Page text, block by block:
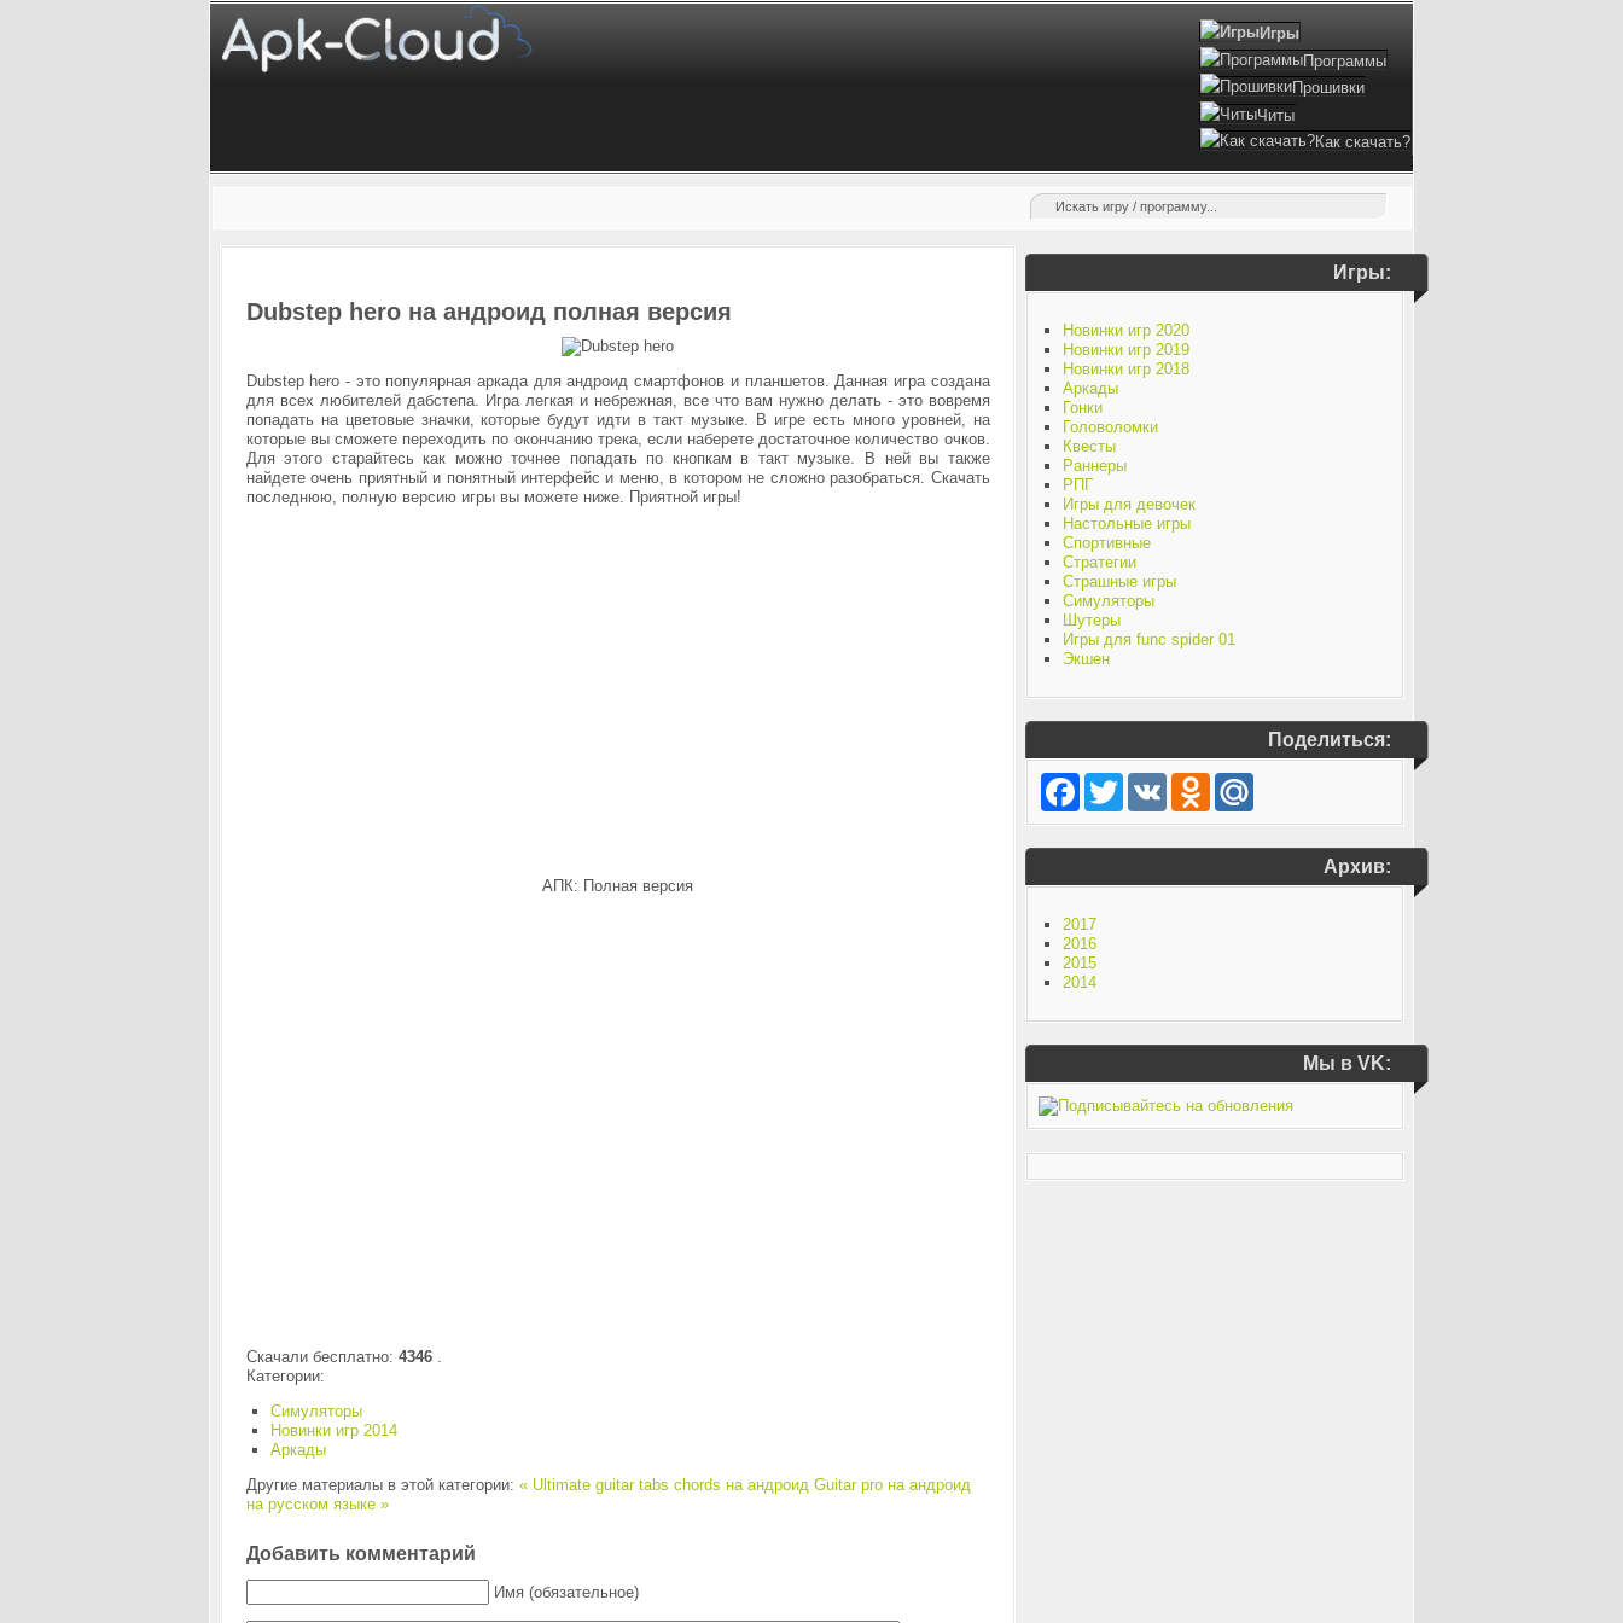
Игры
Программы
Прошивки
Читы
Как скачать?
Dubstep hero на андроид полная версия
Dubstep hero - это популярная аркада для андроид смартфонов и планшетов. Данная игра создана
для всех любителей дабстепа. Игра легкая и небрежная, все что вам нужно делать - это вовремя
попадать на цветовые значки, которые будут идти в такт музыке. В игре есть много уровней, на
которые вы сможете переходить по окончанию трека, если наберете достаточное количество очков.
Для этого старайтесь как можно точнее попадать по кнопкам в такт музыке.
В ней вы также
найдете очень приятный и понятный интерфейс и меню, в котором не сложно разобраться. Скачать
последнюю, полную версию игрывы можете ниже. Приятной игры!
АПК: Полная версия
Скачали бесплатно: 4346.
Категории:
Симуляторы
Новинки игр 2014
Аркады
Другие материалы в этой категории: « Ultimate guitar tabs chords на андроид Guitar pro на андроид
на русском языке »
Добавить комментарий
Имя (обязательное)
Игры:
Новинки игр 2020
Новинки игр 2019
Новинки игр 2018
Аркады
Гонки
Головоломки
Квесты
Раннеры
РПГ
Игры для девочек
Настольные игры
Спортивные
Стратегии
Страшные игры
Симуляторы
Шутеры
Игры для func spider 01
Экшен
Поделиться:
FacebookTwitter VK Odnoklassniki
Архив:
2017
2016
2015
2014
Мы в VK: